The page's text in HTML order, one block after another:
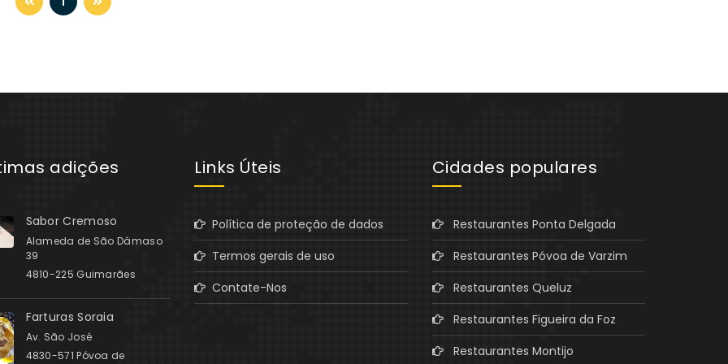
adições
Sabor Cremoso
Alameda de São Dâmaso
39
4810-225 Guimarães
Farturas Soraia
Av. São José
4830-571 Póvoa de
Links Úteis
Política de proteção de dados
Termos gerais de uso
Contate-Nos
Cidades populares
Restaurantes Ponta Delgada
Restaurantes Póvoa de Varzim
Restaurantes Queluz
Restaurantes Figueira da Foz
Restaurantes Montijo